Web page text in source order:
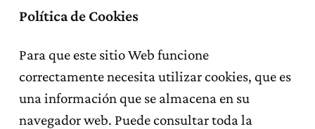
Política de Cookies
Para que este sitio Web funcione
correctamente necesita utilizar cookies, que es
una información que se almacena en su
navegador web. Puede consultar toda la